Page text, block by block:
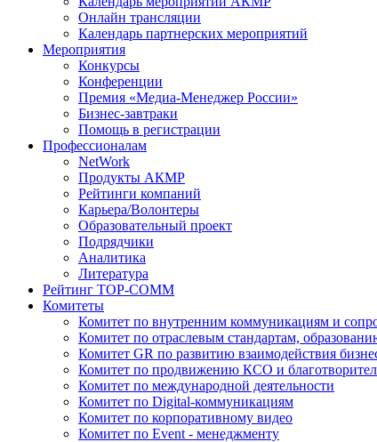
Онлайн трансляции
Календарь партнерских мероприятий
Мероприятия
Конкурсы
Конференции
Премия «Медиа-Менеджер России»
Бизнес-завтраки
Помощь в регистрации
Профессионалам
NetWork
Продукты АКМР
Рейтинги компаний
Карьера/Волонтеры
Образовательный проект
Подрядчики
Аналитика
Литература
Рейтинг TOP-COMM
Комитеты
Комитет по внутренним коммуникациям и
Комитет по отраслевым стандартам,
Комитет GR по развитию взаимодействия
Комитет по продвижению КСО и
Комитет по международной деятельности
Комитет по Digital-коммуникациям
Комитет по корпоративному видео
Комитет по Event - менеджменту